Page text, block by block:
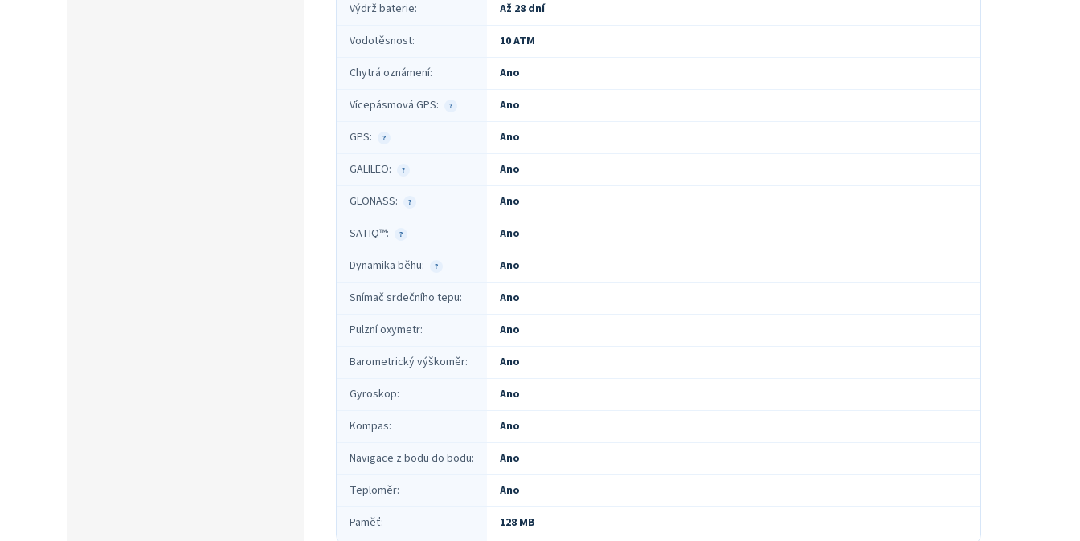
Výdrž baterie:
Až 28 dní
Vodotěsnost:
10 ATM
Chytrá oznámení: Ano
?
Vícepásmová GPS: Ano
?
GPS: Ano
?
GALILEO: Ano
?
GLONASS: Ano
?
SATIQ™: Ano
?
Dynamika běhu:
Ano
Snímač srdečního tepu:
Ano
Pulzní oxymetr:
Ano
Barometrický výškoměr:
Ano
Gyroskop:
Ano
Kompas:
Ano
Navigace z bodu do bodu:
Ano
Teploměr:
Ano
Paměť: 128 MB